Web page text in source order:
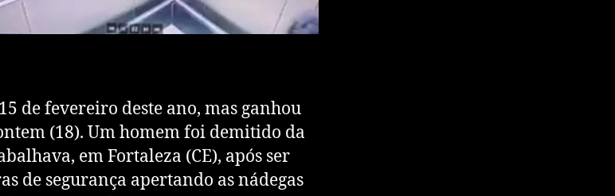
de fevereiro deste ano, mas ganhou
(18). Um homem foi demitido da
em Fortaleza (CE), após ser
de segurança apertando as nádegas